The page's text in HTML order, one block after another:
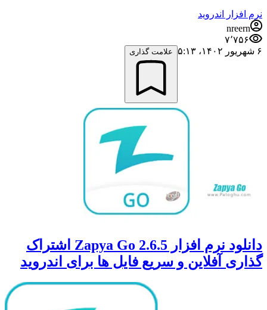
نرم افزار اندروید
nreern
۷٬۷۵۶
۶ شهریور ۱۴۰۲،‏ ۵:۱۳
علامت گذاری
دانلود نرم افزار Zapya Go 2.6.5 اشتراک
گذاری آفلاین و سریع فایل ها برای اندروید